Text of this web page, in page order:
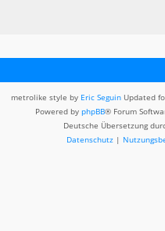
metrolike style by Eric Seguin Updated
Powered by phpBB® Forum
Deutsche Übersetzung
Datenschutz |